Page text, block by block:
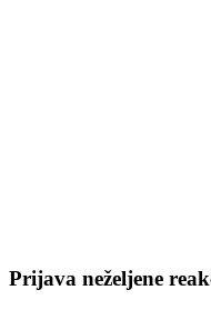
Prijava neželjene